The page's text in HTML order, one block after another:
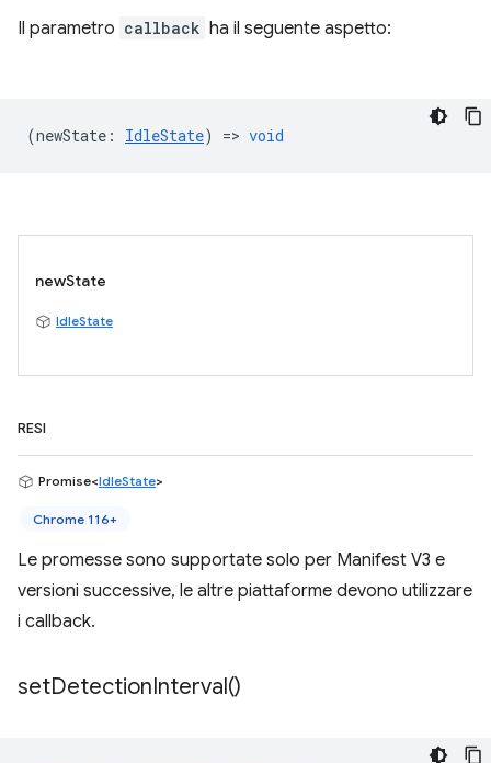
Il parametro callback ha il seguente aspetto:
(newState : IdleState) => void
newState
IdleState
RESI
Promise<IdleState>
Chrome 116+
Le promesse sono supportate solo per Manifest V3 e
versioni successive, le altre piattaforme devono utilizzare
i callback.
setDetectionInterval()